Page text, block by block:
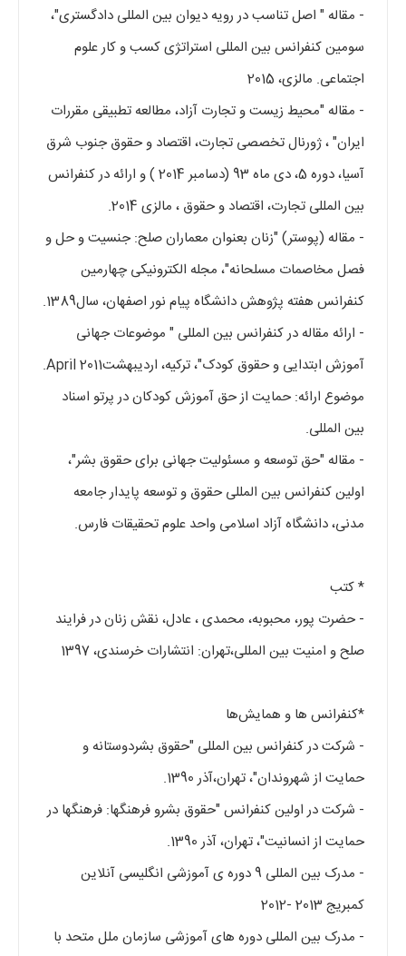
- مقاله " اصل تناسب در رویه دیوان بین المللی دادگستری"،
سومین کنفرانس بین المللی استراتژی کسب و کار علوم
اجتماعی. مالزی، 2015
- مقاله "محیط زیست و تجارت آزاد، مطالعه تطبیقی مقررات
ایران" ، ژورنال تخصصی تجارت، اقتصاد و حقوق جنوب شرق
آسیا، دوره 5، دی ماه 93 (دسامبر 2014 ) و ارائه در کنفرانس
بین المللی تجارت، اقتصاد و حقوق ، مالزی 2014.
- مقاله (پوستر) "زنان بعنوان معماران صلح: جنسیت و حل و
فصل مخاصمات مسلحانه"، مجله الکترونیکی چهارمین
کنفرانس هفته پژوهش دانشگاه پیام نور اصفهان، سال1389.
- ارائه مقاله در کنفرانس بین المللی " موضوعات جهانی
آموزش ابتدایی و حقوق کودک"، ترکیه، اردیبهشتApril 2011.
موضوع ارائه: حمایت از حق آموزش کودکان در پرتو اسناد
بین المللی.
- مقاله "حق توسعه و مسئولیت جهانی برای حقوق بشر"،
اولین کنفرانس بین المللی حقوق و توسعه پایدار جامعه
مدنی، دانشگاه آزاد اسلامی واحد علوم تحقیقات فارس.
* کتب
- حضرت پور، محبوبه، محمدی ، عادل، نقش زنان در فرایند
صلح و امنیت بین المللی،تهران: انتشارات خرسندی، 1397
*کنفرانس ها و همایش‌ها
- شرکت در کنفرانس بین المللی "حقوق بشردوستانه و
حمایت از شهروندان"، تهران،آذر 1390.
- شرکت در اولین کنفرانس "حقوق بشرو فرهنگها: فرهنگها در
حمایت از انسانیت"، تهران، آذر 1390.
- مدرک بین المللی 9 دوره ی آموزشی انگلیسی آنلاین
کمبریج 2013 -2012
- مدرک بین المللی دوره های آموزشی سازمان ملل متحد با